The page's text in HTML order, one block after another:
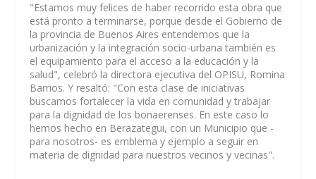
"Estamos muy felices de haber recorrido esta obra que
está pronto a terminarse, porque desde el Gobierno de
la provincia de Buenos Aires entendemos que la
urbanización y la integración socio-urbana también es
el equipamiento para el acceso a la educación y la
salud", celebró la directora ejecutiva del OPISU, Romina
Barrios. Y resaltó: "Con esta clase de iniciativas
buscamos fortalecer la vida en comunidad y trabajar
para la dignidad de los bonaerenses. En este caso lo
hemos hecho en Berazategui, con un Municipio que -
para nosotros- es emblema y ejemplo a seguir en
materia de dignidad para nuestros vecinos y vecinas".